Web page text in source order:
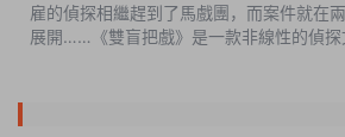
雇的偵探相繼趕到了馬戲團，而案件就在
展開……《雙盲把戲》是一款非線性的偵探